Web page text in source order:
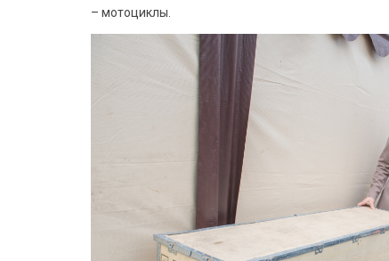
– мотоциклы.